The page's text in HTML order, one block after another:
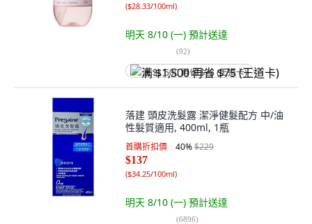
($28.33/100ml)
明天 8/10 (一) 預計送達
(92)
满 $1,500 再省 $75 (王道卡)
落建 頭皮洗髮露 潔淨健髮配方 中/油
性髮質適用, 400ml, 1瓶
首購折扣價 40%$229
$137
($34.25/100ml)
明天 8/10 (一) 預計送達
(6896)